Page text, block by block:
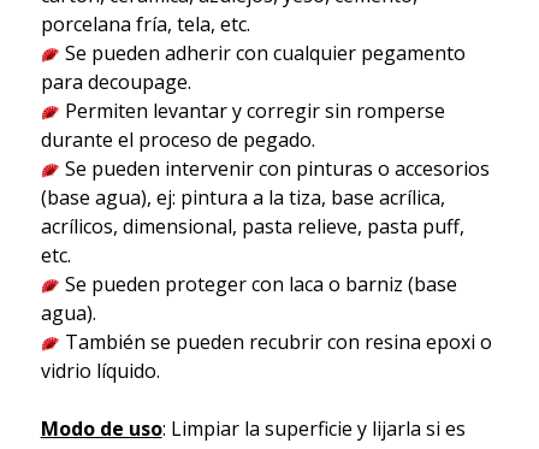
porcelana fría, tela, etc.
Se pueden adherir con cualquier pegamento
para decoupage.
Permiten levantar y corregir sin romperse
durante el proceso de pegado.
Se pueden intervenir con pinturas o accesorios
(base agua), ej: pintura a la tiza, base acrílica,
acrílicos, dimensional, pasta relieve, pasta puff,
etc.
Se pueden proteger con laca o barniz (base
agua).
También se pueden recubrir con resina epoxi o
vidrio líquido.
Modo de uso: Limpiar la superficie y lijarla si es